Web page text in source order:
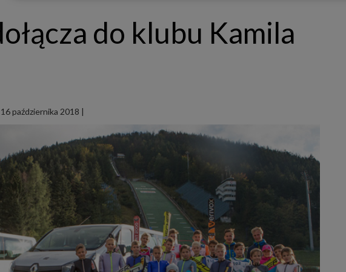
takie nie wymaga dodatkowej zgody z Twojej strony, ale możesz mu się w każdej chwili sprzeciwić. O ile nie
zdecydujesz inaczej, dokonując stosownych zmian ustawień w Twojej przeglądarce, podmioty z Grupy SAGIER
będą również instalować na Twoich urządzeniach pliki cookies i podobne oraz odczytywać informacje z takich
plików. Bliższe informacje o cookies znajdziesz w akapicie „Cookies” pod koniec tej informacji.
PODMIIOTY ZALEŻNE:
http://www.biznesistyl.pl/
http://poradnikbudowlany.eu/
https://modnieizdrowo.pl/
http://www.sagier.pl/
Jeżeli wyrazisz zgodę, o którą wyżej prosimy, administratorami Twoich danych osobowych będą także nasi
Zaufani Partnerzy. Listę Zaufanych Partnerów możesz sprawdzić w każdym momencie na stronie naszej
prywatnościi tam też zmodyfikować lub cofnąć swoje zgody.
Podstawa i cel przetwarzania
Twoje dane przetwarzamy w następujących celach:
1. Jeśli zawieramy z Tobą umowę o realizację danej usługi (np. usługi zapewniającej Ci możliwość zapoznania się
z jednym z naszych serwisów w oparciu o treść regulaminu tego serwisu), to możemy przetwarzać Twoje dane w
do klubu Kamila
16 października 2018 |